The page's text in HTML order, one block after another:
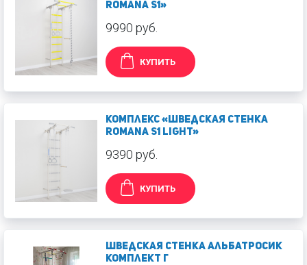
ROMANA S1»
9990 руб.
КУПИТЬ
Комплекс «Шведская стенка
ROMANA S1 light»
9390 руб.
КУПИТЬ
Шведская стенка Альбатросик
комплект Г